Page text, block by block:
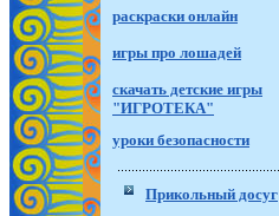
раскраски онлайн
игры про лошадей
скачать детские игры
"ИГРОТЕКА"
уроки безопасности
Прикольный досуг